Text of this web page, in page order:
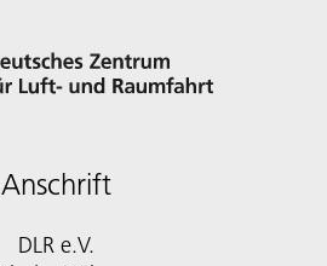
Anschrift
DLR e.V.